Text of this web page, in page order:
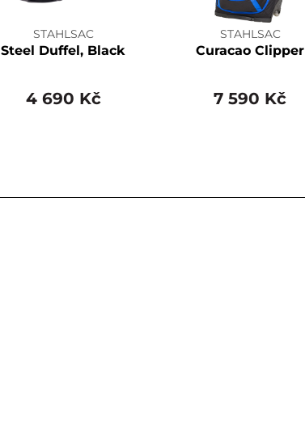
STAHLSAC
Steel Duffel, Black
4 690 Kč
STAHLSAC
Curacao Clipper
7 590 Kč